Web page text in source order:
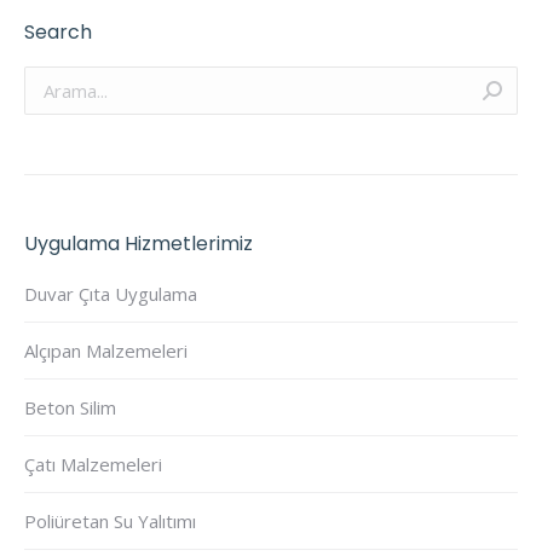
Search
Arama:
Uygulama Hizmetlerimiz
Duvar Çıta Uygulama
Alçıpan Malzemeleri
Beton Silim
Çatı Malzemeleri
Poliüretan Su Yalıtımı